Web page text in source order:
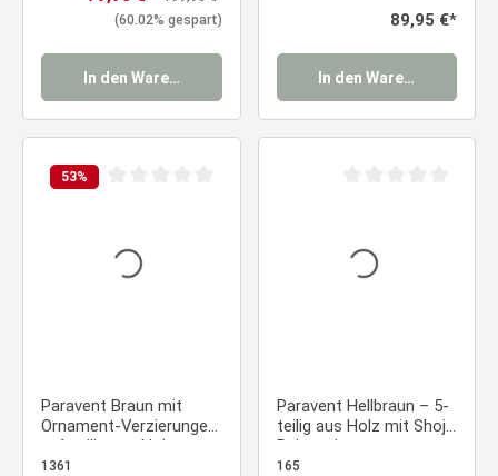
(60.02% gespart)
In den Warenkorb
Regulärer Preis:
89,95 €*
In den Warenkorb
53%
Paravent Braun mit
Ornament-Verzierungen
– 4-teilig aus Holz
1361
Paravent Hellbraun – 5-
teilig aus Holz mit Shoji-
Reispapier
165